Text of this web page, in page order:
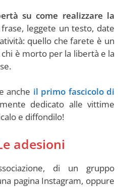
su come realizzare la
leggete un testo, date
quello che farete è un
è morto per la libertà e la
anche il primo fascicolo di
dedicato alle vittime
e diffondilo!
adesioni
di un gruppo
pagina Instagram, oppure